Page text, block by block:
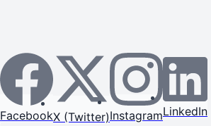
FacebookX (Twitter)InstagramLinkedIn